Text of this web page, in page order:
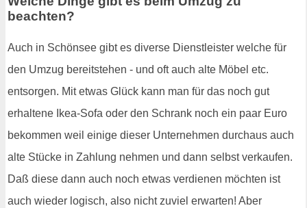
beachten?
Auch in Schönsee gibt es diverse Dienstleister welche für
den Umzug bereitstehen - und oft auch alte Möbel etc.
entsorgen. Mit etwas Glück kann man für das noch gut
erhaltene Ikea-Sofa oder den Schrank noch ein paar Euro
bekommen weil einige dieser Unternehmen durchaus auch
alte Stücke in Zahlung nehmen und dann selbst verkaufen.
Daß diese dann auch noch etwas verdienen möchten ist
auch wieder logisch, also nicht zuviel erwarten! Aber